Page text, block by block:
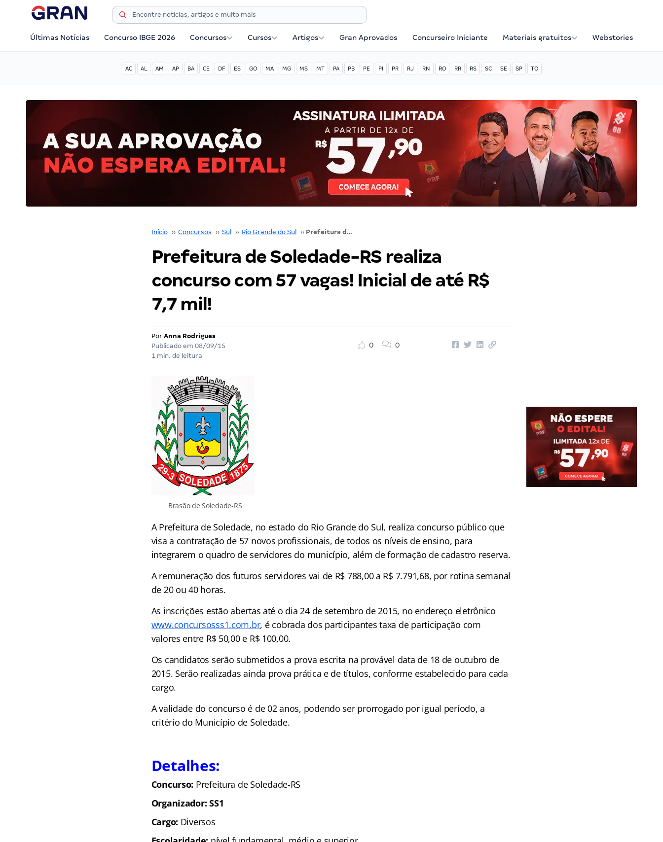
Últimas Notícias Concurso IBGE 2026 Concursos Cursos Artigos Gran Aprovados Concurseiro Iniciante Materiais gratuitos Webstories
AC AL AM AP BA CE DF ES GO MA MG MS MT PA PB PE PI PR RJ RN RO RR RS SC SE SP TO
Início ›› Concursos ›› Sul ›› Rio Grande do Sul ›› Prefeitura de Soledade-RS realiza concurso com 57 vagas! Inicial de até R$ 7,7 mil!
Prefeitura de Soledade-RS realiza
concurso com 57 vagas! Inicial de até R$
7,7 mil!
Por Anna Rodrigues
Publicado em 08/09/15
1 min. de leitura
0 0
Brasão de Soledade-RS
A Prefeitura de Soledade, no estado do Rio Grande do Sul, realiza concurso público que
visa a contratação de 57 novos profissionais, de todos os níveis de ensino, para
integrarem o quadro de servidores do município, além de formação de cadastro reserva.
A remuneração dos futuros servidores vai de R$ 788,00 a R$ 7.791,68, por rotina semanal
de 20 ou 40 horas.
As inscrições estão abertas até o dia 24 de setembro de 2015, no endereço eletrônico
www.concursosss1.com.br, é cobrada dos participantes taxa de participação com
valores entre R$ 50,00 e R$ 100,00.
Os candidatos serão submetidos a prova escrita na provável data de 18 de outubro de
2015. Serão realizadas ainda prova prática e de títulos, conforme estabelecido para cada
cargo.
A validade do concurso é de 02 anos, podendo ser prorrogado por igual período, a
critério do Município de Soledade.
Detalhes:
Concurso: Prefeitura de Soledade-RS
Organizador: SS1
Cargo: Diversos